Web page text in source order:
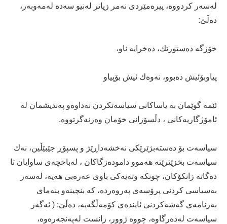
له‌سه‌ر كردووه‌، پیره‌مێردی‌ نه‌مر زیاتر له‌نیو سه‌ده‌ له‌مه‌وبه‌ر،
ده‌ڵێ‌:
خۆزگه‌ ده‌ستورێك، ده‌خرایه‌ ناو،
پیاوبۆئیش ده‌بوو، نه‌وه‌ك ئیش بۆپیاو
ئێمه‌ گوێمان به‌ یاساكانی‌ سیاسه‌تكردن نه‌داوه‌و په‌ندیشمان له‌
ئامۆژگاریه‌كانی‌ ، دڵسۆزانی‌ خۆمان وه‌رنه‌گرتووه‌.
سیاسه‌ت بۆ ده‌سته‌بژێرێكی‌ نه‌خشه‌داڕێژ و پسپۆڕ جێبێڵین، نه‌ك
سیاسه‌ت بخزێنرێته‌ هه‌موو داموده‌زگاكان ، له‌باخچه‌ی‌ ساوایان تا
ده‌گاته‌ زانكۆكان، چونكه‌ وته‌یه‌كی‌ باوی‌ عه‌ره‌بی‌ هه‌یه‌، له‌سه‌ر
به‌سیاسی‌ كردنی‌ پرۆسه‌ی‌ په‌روه‌رده‌، كه‌ بنچینه‌و بنه‌مای‌
به‌رنامه‌ی‌ گه‌شه‌كردنی‌ ئاینده‌ی‌ كۆمه‌ڵگه‌یه‌، ده‌ڵێ‌: ( ئه‌گه‌ر
سیاسه‌ت له‌ده‌رگاوه‌، چووه‌ ژوور، زانست له‌په‌نجه‌ره‌وه‌،